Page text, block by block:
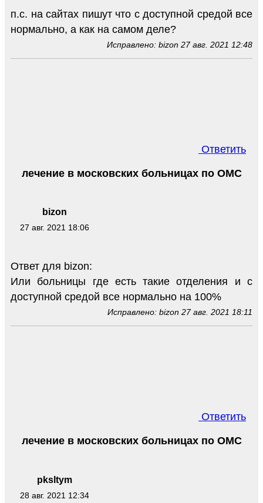
п.с. на сайтах пишут что с доступной средой все
нормально, а как на самом деле?
Исправлено: bizon 27 авг. 2021 12:48
Ответить
bizon
27 авг. 2021 18:06
лечение в московских больницах по ОМС
Ответ для bizon:
Или больницы где есть такие отделения и с
доступной средой все нормально на 100%
Исправлено: bizon 27 авг. 2021 18:11
Ответить
pksltym
28 авг. 2021 12:34
лечение в московских больницах по ОМС